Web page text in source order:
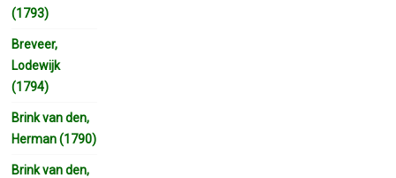
(1793)
Breveer,
Lodewijk
(1794)
Brink van den,
Herman (1790)
Brink van den,